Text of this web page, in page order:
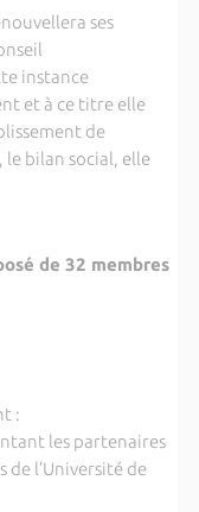
ses
instance
et à ce titre elle
de
le bilan social, elle
de 32 membres
:
les partenaires
l’Université de